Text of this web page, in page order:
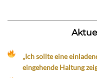
„Ich sollte eine
eingehende Haltung